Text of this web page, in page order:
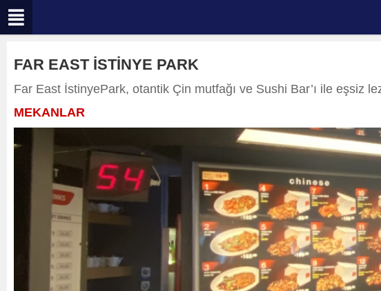
FAR EAST İSTİNYE PARK
Far East İstinyePark, otantik Çin mutfağı ve Sushi Bar’ı ile eşsiz
MEKANLAR